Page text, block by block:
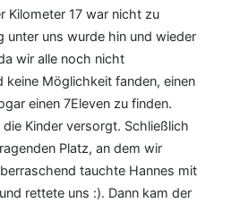
Kilometer 17 war nicht zu
unter uns wurde hin und wieder
wir alle noch nicht
Möglichkeit fanden, einen
einen 7Eleven zu finden.
Kinder versorgt. Schließlich
Platz, an dem wir
tauchte Hannes mit
rettete uns :). Dann kam der